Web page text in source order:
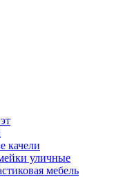
качели
уличные
мебель